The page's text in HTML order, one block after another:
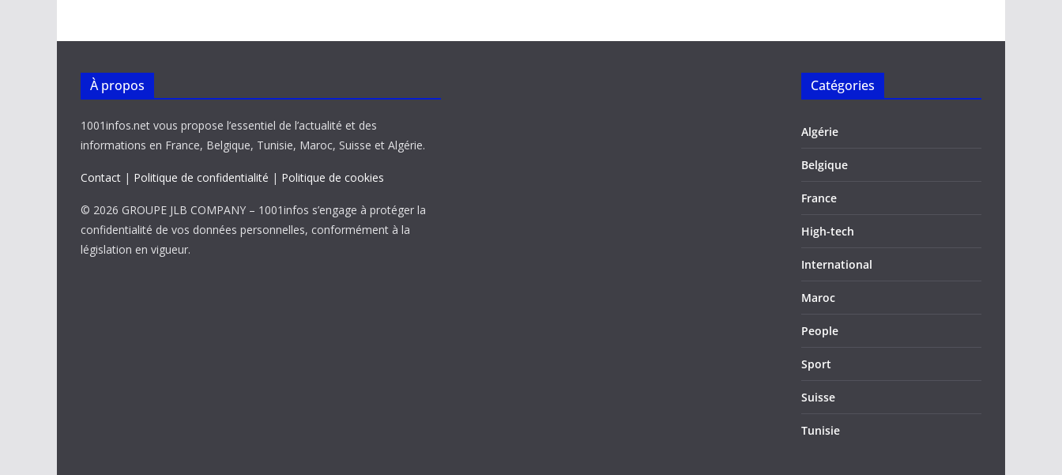
k p k
À propos
1001infos.net vous propose l’essentiel de l’actualité et des
informations en France, Belgique, Tunisie, Maroc, Suisse et Algérie.
Contact | Politique de confidentialité | Politique de cookies
© 2026 GROUPE JLB COMPANY – 1001infos s’engage à protéger la
confidentialité de vos données personnelles, conformément à la
législation en vigueur.
Catégories
Algérie
Belgique
France
High-tech
International
Maroc
People
Sport
Suisse
Tunisie